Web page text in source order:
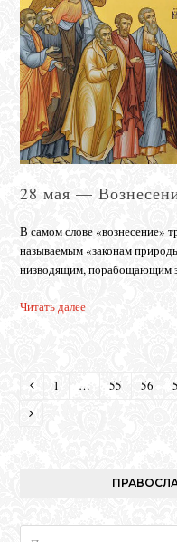
28 мая —
В самом слове «вознесение»
называемым «законам
низводящим, порабощающим
Читать далее
Предыдущий
Page
1 … Page
55 Page
56
Следующий